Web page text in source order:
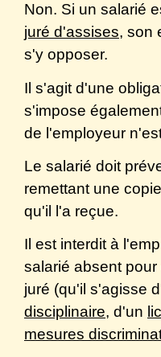
Non. Si un salarié
juré d'assises, son
s'y opposer.
Il s'agit d'une
s'impose
de l'employeur
Le salarié doit
remettant une
qu'il l'a reçue.
Il est interdit à
salarié absent
juré (qu'il s'agisse
disciplinaire, d'un
mesures